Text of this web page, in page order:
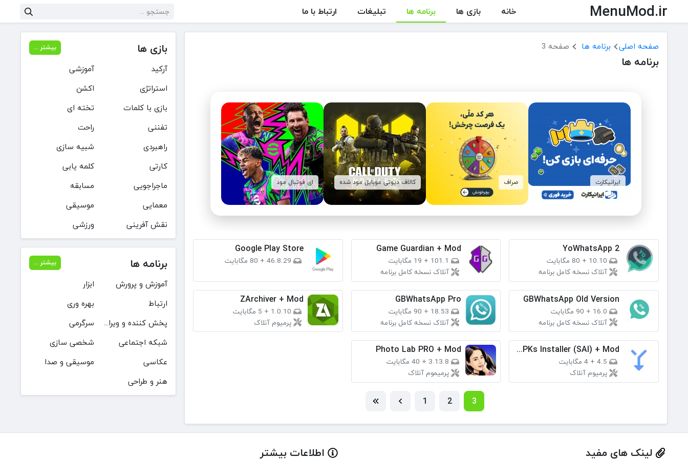
MenuMod.ir خانه بازی ها برنامه ها تبلیغات ارتباط با ما
صفحه اصلی برنامه ها صفحه 3
برنامه ها
ایرانیکارت صراف کالاف دیوتی موبایل مود شده ای فوتبال مود
YoWhatsApp 2
10.10
+ 80 مگابایت
آنلاک نسخه کامل برنامه
Game Guardian + Mod
101.1
+ 19 مگابایت
آنلاک نسخه کامل برنامه
Google Play Store
46.8.29
+ 80 مگابایت
GBWhatsApp Old Version
16.0
+ 90 مگابایت
آنلاک نسخه کامل برنامه
GBWhatsApp Pro
18.53
+ 90 مگابایت
آنلاک نسخه کامل برنامه
ZArchiver + Mod
1.0.10
+ 5 مگابایت
پرمیوم آنلاک
Split APKs Installer (SAI) + Mod
4.5
+ 4 مگابایت
پرمیوم آنلاک
Photo Lab PRO + Mod
3.13.8
+ 40 مگابایت
پرمیموم آنلاک
1 2 3
بازی ها بیشتر ...
آرکید
آموزشی
استراتژی
اکشن
بازی با کلمات
تخته ای
تفننی
راحت
راهبردی
شبیه سازی
کارتی
کلمه یابی
ماجراجویی
مسابقه
معمایی
موسیقی
نقش آفرینی
ورزشی
برنامه ها بیشتر ...
آموزش و پرورش
ابزار
ارتباط
بهره وری
پخش کننده و ویرایشگر ویدیو
سرگرمی
شبکه اجتماعی
شخصی سازی
عکاسی
موسیقی و صدا
هنر و طراحی
لینک های مفید اطلاعات بیشتر